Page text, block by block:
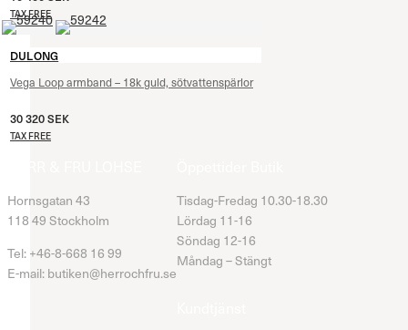
TAX FREE
DULONG
Vega Loop armband – 18k guld, sötvattenspärlor
30 320SEK
TAX FREE
Hornsgatan 43
118 49 Stockholm
Tel: +46-8-668 16 99
E-mail: butiken@herrochfru.se
Tisdag-Fredag 10.30-18.30
Lördag 11-16
Söndag 12-16
Måndag – Stängt